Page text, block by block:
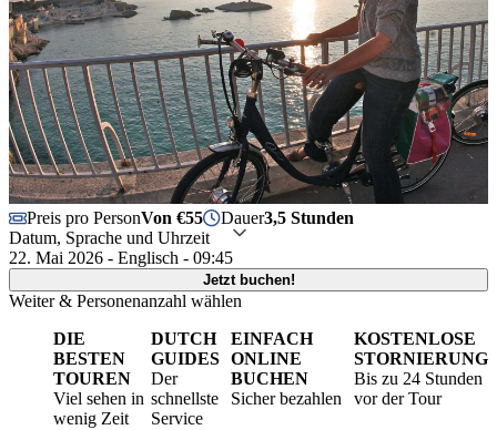
Preis pro PersonVon €55 Dauer3,5 Stunden
Datum, Sprache und Uhrzeit
22. Mai 2026 - Englisch - 09:45
Jetzt buchen!
Weiter & Personenanzahl wählen
DIE
BESTEN
TOUREN
Viel sehen in
wenig Zeit
DUTCH
GUIDES
Der
schnellste
Service
EINFACH
ONLINE
BUCHEN
Sicher bezahlen
KOSTENLOSE
STORNIERUNG
Bis zu 24 Stunden
vor der Tour